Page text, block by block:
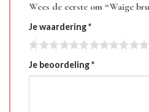
Wees de eerste om “Waige
Je waardering*
Je beoordeling*